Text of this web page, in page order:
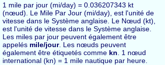
1 mile par jour (mi/day) = 0.036207343 kt
(nœud). Le Mile Par Jour (mi/day), est l'unité de
vitesse dans le Système anglaise. Le Nœud (kt),
est l'unité de vitesse dans le Système anglaise.
Les miles par jour peuvent également être
appelés mile/jour. Les nœuds peuvent
également être étiquetés comme kn . 1 nœud
international (kn) = 1 mile nautique par heure.